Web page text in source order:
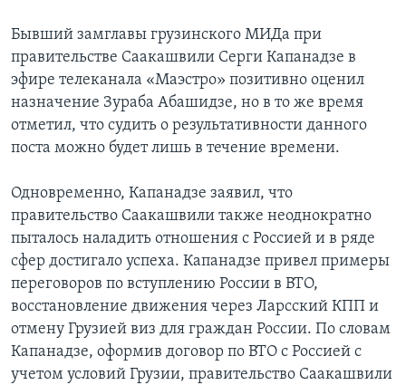
Бывший замглавы грузинского МИДа при
правительстве Саакашвили Серги Капанадзе в
эфире телеканала «Маэстро» позитивно оценил
назначение Зураба Абашидзе, но в то же время
отметил, что судить о результативности данного
поста можно будет лишь в течение времени.
Одновременно, Капанадзе заявил, что
правительство Саакашвили также неоднократно
пыталось наладить отношения с Россией и в ряде
сфер достигало успеха. Капанадзе привел примеры
переговоров по вступлению России в ВТО,
восстановление движения через Ларсский КПП и
отмену Грузией виз для граждан России. По словам
Капанадзе, оформив договор по ВТО с Россией с
учетом условий Грузии, правительство Саакашвили